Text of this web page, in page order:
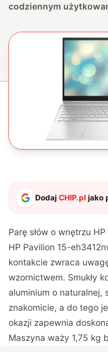
codziennym
DodajCHIP.pl jako
Parę słów o wnętrzu
HP Pavilion 15-
kontakcie zwraca
wzornictwem. Smukły
aluminium o naturalnej,
znakomicie, a do tego
okazji zapewnia
Maszyna waży 1,75 kg